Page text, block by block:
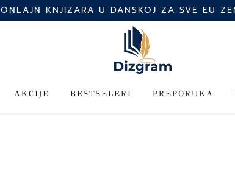
ONLAJN KNJIZARA U DANSKOJ ZA SVE EU
AKCIJE BESTSELERI PREPORUKA